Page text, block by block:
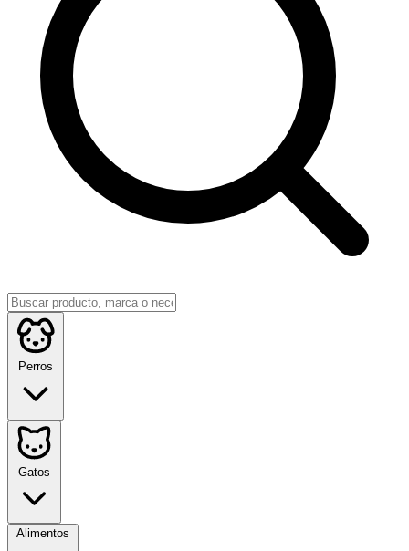
Perros
Gatos
Alimentos